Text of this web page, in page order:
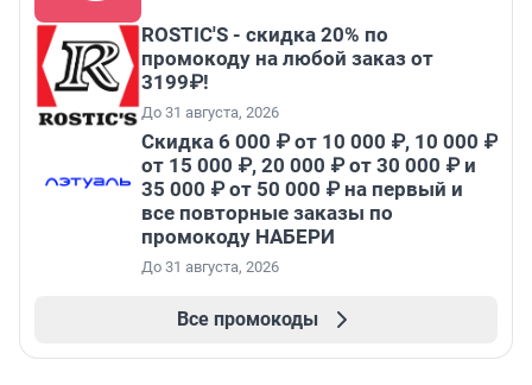
ROSTIC'S - скидка 20% по
промокоду на любой заказ от
3199₽!
До 31 августа, 2026
Скидка 6 000 ₽ от 10 000 ₽, 10 000 ₽
от 15 000 ₽, 20 000 ₽ от 30 000 ₽ и
35 000 ₽ от 50 000 ₽ на первый и
все повторные заказы по
промокоду НАБЕРИ
До 31 августа, 2026
Все промокоды